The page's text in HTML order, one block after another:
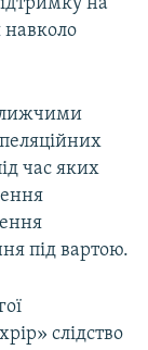
на
навколо
час яких
під вартою.
слідство